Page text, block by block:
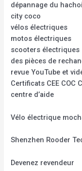
dépannage du
city coco
vélos électriques
motos électriques
scooters électriques
des pièces de
revue YouTube et
Certificats CEE COC
centre d’aide
Vélo électrique
Shenzhen Rooder
Devenez revendeur